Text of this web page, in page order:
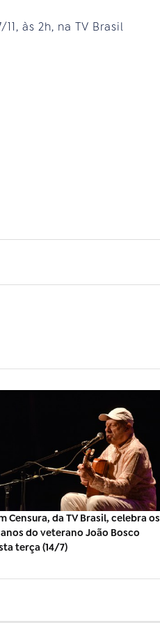
às 2h, na TV Brasil
Censura, da TV Brasil, celebra os
do veterano João Bosco
terça (14/7)